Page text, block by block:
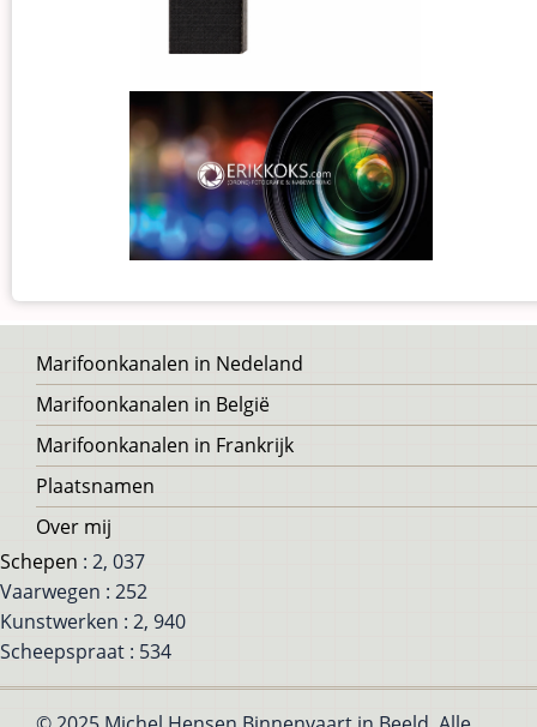
Voet
Marifoonkanalen in Nedeland
Marifoonkanalen in België
Marifoonkanalen in Frankrijk
Plaatsnamen
Over mij
Schepen : 2, 037
Vaarwegen : 252
Kunstwerken : 2, 940
Scheepspraat : 534